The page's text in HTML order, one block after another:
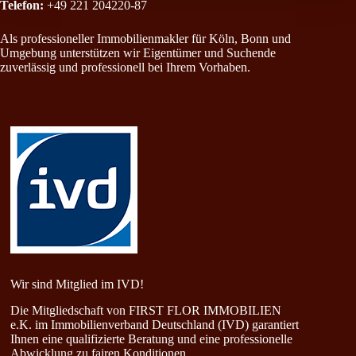
Telefon: +49 221 204220-87
Als professioneller Immobilienmakler für Köln, Bonn und
Umgebung unterstützen wir Eigentümer und Suchende
zuverlässig und professionell bei Ihrem Vorhaben.
Wir sind Mitglied im IVD!
Die Mitgliedschaft von FIRST FLOR IMMOBILIEN
e.K. im Immobilienverband Deutschland (IVD) garantiert
Ihnen eine qualifizierte Beratung und eine professionelle
Abwicklung zu fairen Konditionen.